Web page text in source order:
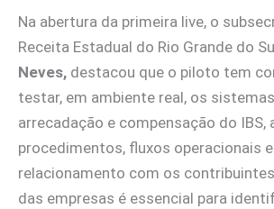
Na abertura da primeira live, o
Receita Estadual do Rio Grande do
Neves, destacou que o piloto tem
testar, em ambiente real, os
arrecadação e compensação do IBS,
procedimentos, fluxos operacionais
relacionamento com os
das empresas é essencial para